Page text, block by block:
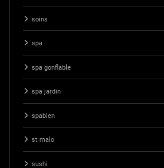
soins
spa
spa gonflable
spa jardin
spabien
st malo
sushi